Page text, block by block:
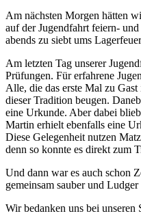
Am nächsten Morgen hätten
auf der Jugendfahrt feiern-
abends zu siebt ums
Am letzten Tag unserer
Prüfungen. Für erfahrene
Alle, die das erste Mal zu
dieser Tradition beugen.
eine Urkunde. Aber dabei
Martin erhielt ebenfalls eine
Diese Gelegenheit nutzen
denn so konnte es direkt zum
Und dann war es auch schon
gemeinsam sauber und
Wir bedanken uns bei unseren